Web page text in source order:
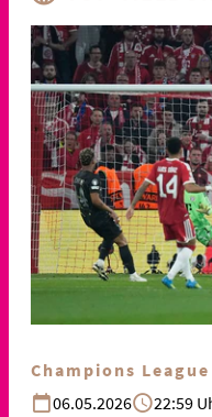
Champions League
06.05.2026
22:59